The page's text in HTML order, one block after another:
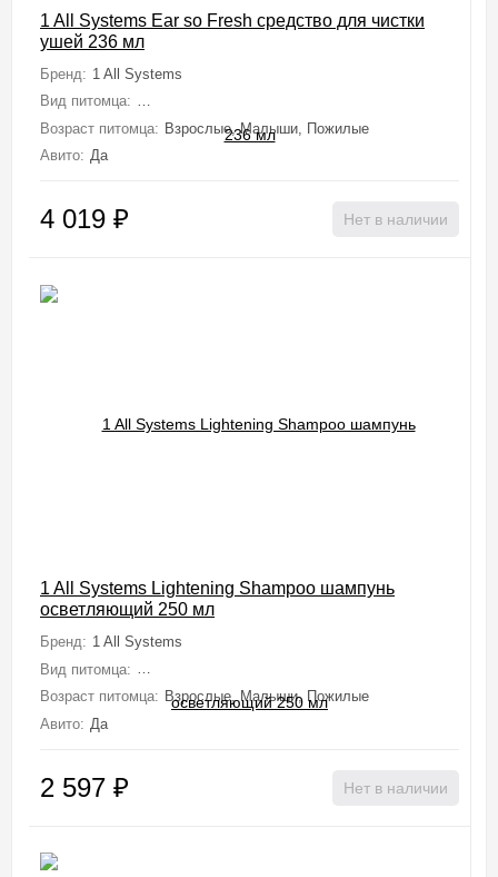
1 All Systems Ear so Fresh средство для чистки
ушей 236 мл
Бренд: 1 All Systems
Вид питомца: Собаки (Мелкие, Средние, Крупные, Миниатюрные),
Возраст питомца: Взрослые, Малыши, Пожилые
Авито: Да
4 019 ₽ Нет в наличии
1 All Systems Lightening Shampoo шампунь
осветляющий 250 мл
Бренд: 1 All Systems
Вид питомца: Собаки (Мелкие, Средние, Крупные, Миниатюрные),
Возраст питомца: Взрослые, Малыши, Пожилые
Авито: Да
2 597 ₽ Нет в наличии